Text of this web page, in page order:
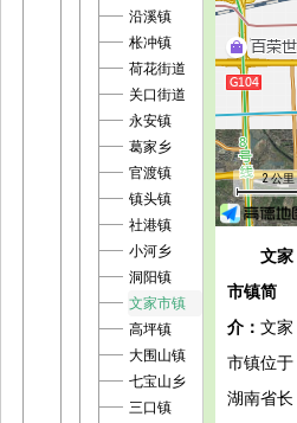
沿溪镇
枨冲镇
荷花街道
关口街道
永安镇
葛家乡
官渡镇
镇头镇
社港镇
小河乡
洞阳镇
文家市镇
高坪镇
大围山镇
七宝山乡
三口镇
2 公里
文家
市镇简
介： 文家
市镇位于
湖南省长